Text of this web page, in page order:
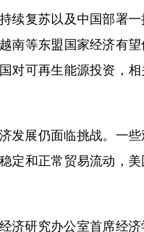
续复苏以及中国部署
南等东盟国家经济有
对可再生能源投资，
展仍面临挑战。一些
定和正常贸易流动，
研究办公室首席经济